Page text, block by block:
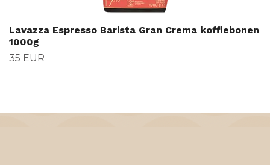
Lavazza Espresso Barista Gran Crema koffiebonen
1000g
35 EUR